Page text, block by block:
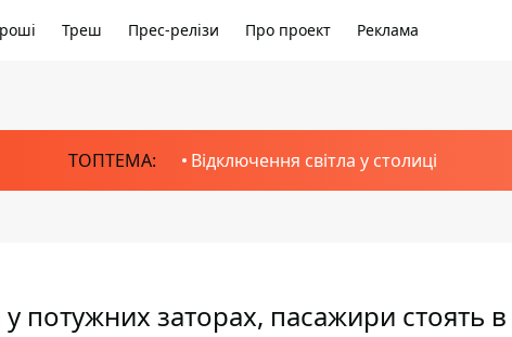
Треш Прес-релізи Про проект Реклама
ТОПТЕМА: Відключення світла у столиці
потужних заторах, пасажири стоять в